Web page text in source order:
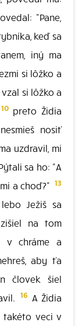
"Pane,
keď sa
iný ma
si lôžko a
si lôžko a
10preto Židia
nosiť
uzdravil, mi
sa ho: "A
a choď?" 13
Ježiš sa
na tom
v chráme a
aby ťa
človek šiel
16 A Židia
takéto veci v